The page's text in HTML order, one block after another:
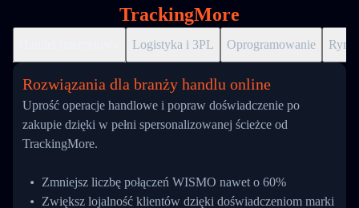
TrackingMore
Logistyka i 3PL Oprogramowanie
Rozwiązania dla branży handlu online
Uprość operacje handlowe i popraw doświadczenie po
zakupie dzięki w pełni spersonalizowanej ścieżce od
TrackingMore.
Zmniejsz liczbę połączeń WISMO nawet o 60%
Zwiększ lojalność klientów dzięki doświadczeniom marki